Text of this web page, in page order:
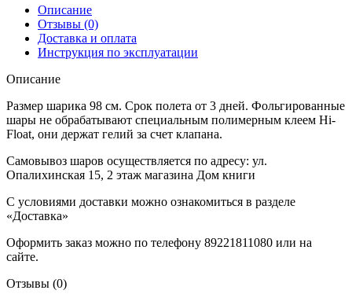
Описание
Отзывы (0)
Доставка и оплата
Инструкция по эксплуатации
Описание
Размер шарика 98 см. Срок полета от 3 дней. Фольгированные
шары не обрабатывают специальным полимерным клеем Hi-
Float, они держат гелий за счет клапана.
Самовывоз шаров осуществляется по адресу: ул.
Опалихинская 15, 2 этаж магазина Дом книги
С условиями доставки можно ознакомиться в разделе
«Доставка»
Оформить заказ можно по телефону 89221811080 или на
сайте.
Отзывы (0)